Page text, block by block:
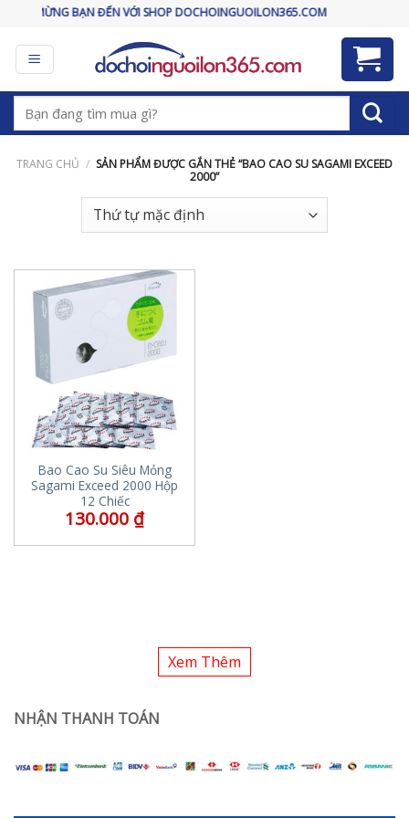
content
MỪNG BẠN ĐẾN VỚI SHOP DOCHOINGUOILON365.COM
Tìm
kiếm:
TRANG CHỦ / SẢN PHẨM ĐƯỢC GẮN THẺ “BAO CAO SU SAGAMI EXCEED
2000”
Bao Cao Su Siêu Mỏng
Sagami Exceed 2000 Hộp
12 Chiếc
130.000 ₫
Xem Thêm
NHẬN THANH TOÁN